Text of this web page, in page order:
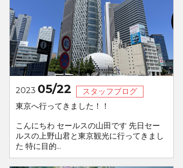
2023 05/22
スタッフブログ
東京へ行ってきました！！
こんにちわ セールスの山田です 先日セー
ルスの上野山君と東京観光に行ってきまし
た 特に目的...